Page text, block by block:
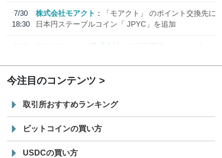
7/30
18:30
株式会社モアクト
「モアクト」 のポイント交換先に
日本円ステーブルコイン「 JPYC」を追加
7/29
SBI VCトレード株式会社
信託型円建てステーブル
今注目のコンテンツ
取引所おすすめランキング
ビットコインの買い方
USDCの買い方